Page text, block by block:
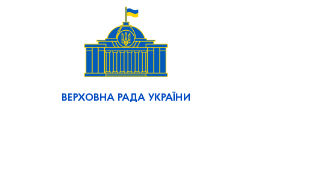
ВЕРХОВНА РАДА УКРАЇНИ